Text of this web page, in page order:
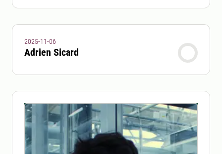
2025-11-06
Adrien Sicard